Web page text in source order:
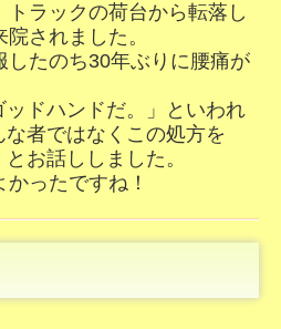
ラックの荷台から転落し
されました。
したのち30年ぶりに腰痛が
ドハンドだ。」といわれ
者ではなくこの処方を
お話ししました。
ったですね！